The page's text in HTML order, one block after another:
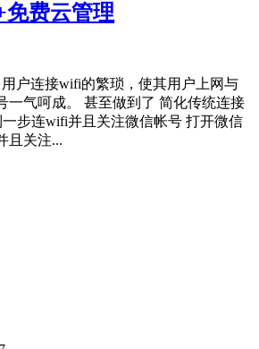
免费云管理
户连接wifi的繁琐，使其用户上网与
一气呵成。 甚至做到了 简化传统连接
步连wifi并且关注微信帐号 打开微信
且关注...